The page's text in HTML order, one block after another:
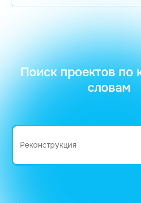
Поиск проектов по
словам